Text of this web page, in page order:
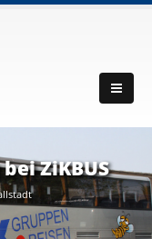
ZiKBUS